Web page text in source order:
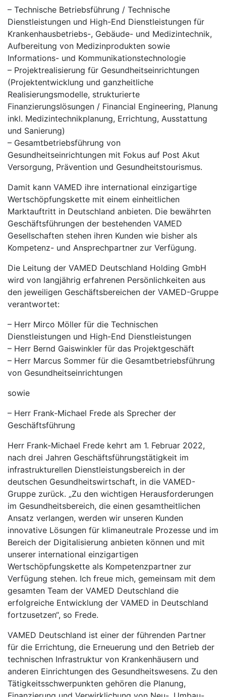
– Technische Betriebsführung / Technische
Dienstleistungen und High-End Dienstleistungen für
Krankenhausbetriebs-, Gebäude- und Medizintechnik,
Aufbereitung von Medizinprodukten sowie
Informations- und Kommunikationstechnologie
– Projektrealisierung für Gesundheitseinrichtungen
(Projektentwicklung und ganzheitliche
Realisierungsmodelle, strukturierte
Finanzierungslösungen / Financial Engineering, Planung
inkl. Medizintechnikplanung, Errichtung, Ausstattung
und Sanierung)
– Gesamtbetriebsführung von
Gesundheitseinrichtungen mit Fokus auf Post Akut
Versorgung, Prävention und Gesundheitstourismus.
Damit kann VAMED ihre international einzigartige
Wertschöpfungskette mit einem einheitlichen
Marktauftritt in Deutschland anbieten. Die bewährten
Geschäftsführungen der bestehenden VAMED
Gesellschaften stehen ihren Kunden wie bisher als
Kompetenz- und Ansprechpartner zur Verfügung.
Die Leitung der VAMED Deutschland Holding GmbH
wird von langjährig erfahrenen Persönlichkeiten aus
den jeweiligen Geschäftsbereichen der VAMED-Gruppe
verantwortet:
– Herr Mirco Möller für die Technischen
Dienstleistungen und High-End Dienstleistungen
– Herr Bernd Gaiswinkler für das Projektgeschäft
– Herr Marcus Sommer für die Gesamtbetriebsführung
von Gesundheitseinrichtungen
sowie
– Herr Frank-Michael Frede als Sprecher der
Geschäftsführung
Herr Frank-Michael Frede kehrt am 1. Februar 2022,
nach drei Jahren Geschäftsführungstätigkeit im
infrastrukturellen Dienstleistungsbereich in der
deutschen Gesundheitswirtschaft, in die VAMED-
Gruppe zurück. „Zu den wichtigen Herausforderungen
im Gesundheitsbereich, die einen gesamtheitlichen
Ansatz verlangen, werden wir unseren Kunden
innovative Lösungen für klimaneutrale Prozesse und im
Bereich der Digitalisierung anbieten können und mit
unserer international einzigartigen
Wertschöpfungskette als Kompetenzpartner zur
Verfügung stehen. Ich freue mich, gemeinsam mit dem
gesamten Team der VAMED Deutschland die
erfolgreiche Entwicklung der VAMED in Deutschland
fortzusetzen“, so Frede.
VAMED Deutschland ist einer der führenden Partner
für die Errichtung, die Erneuerung und den Betrieb der
technischen Infrastruktur von Krankenhäusern und
anderen Einrichtungen des Gesundheitswesens. Zu den
Tätigkeitsschwerpunkten gehören die Planung,